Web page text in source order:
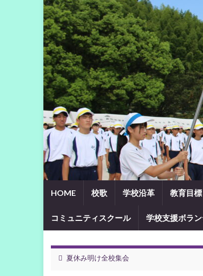
HOME 校歌 学校沿革 教育目標
コミュニティスクール 学校支援ボラ
夏休み明け全校集会